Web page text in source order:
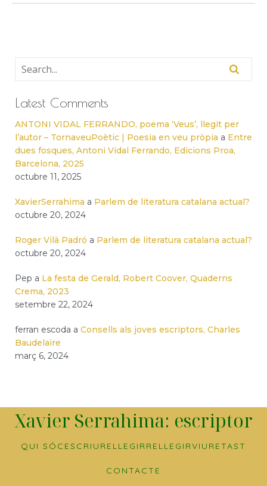
Latest Comments
ANTONI VIDAL FERRANDO, poema ‘Veus’, llegit per
l’autor – TornaveuPoètic | Poesia en veu pròpia a Entre
dues fosques, Antoni Vidal Ferrando, Edicions Proa,
Barcelona, 2025
octubre 11, 2025
XavierSerrahima a Parlem de literatura catalana actual?
octubre 20, 2024
Roger Vilà Padró a Parlem de literatura catalana actual?
octubre 20, 2024
Pep a La festa de Gerald, Robert Coover, Quaderns
Crema, 2023
setembre 22, 2024
ferran escoda a Consells als joves escriptors, Charles
Baudelaire
març 6, 2024
Xavier Serrahima: escriptor
QUI SÓC ESCRIURE LLEGIRRELLEGIRVIURETAST
CONTACTE